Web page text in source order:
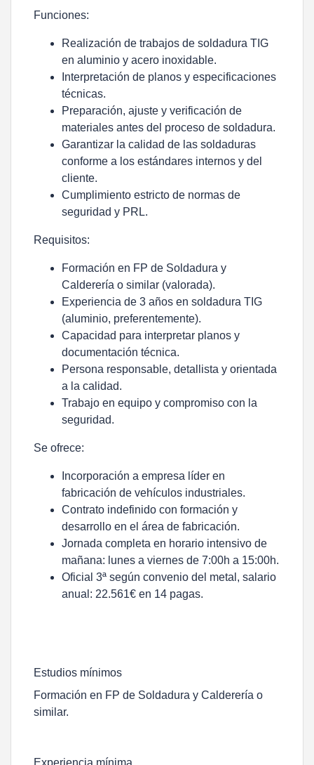
Funciones:
Realización de trabajos de soldadura TIG
en aluminio y acero inoxidable.
Interpretación de planos y especificaciones
técnicas.
Preparación, ajuste y verificación de
materiales antes del proceso de soldadura.
Garantizar la calidad de las soldaduras
conforme a los estándares internos y del
cliente.
Cumplimiento estricto de normas de
seguridad y PRL.
Requisitos:
Formación en FP de Soldadura y
Calderería o similar (valorada).
Experiencia de 3 años en soldadura TIG
(aluminio, preferentemente).
Capacidad para interpretar planos y
documentación técnica.
Persona responsable, detallista y orientada
a la calidad.
Trabajo en equipo y compromiso con la
seguridad.
Se ofrece:
Incorporación a empresa líder en
fabricación de vehículos industriales.
Contrato indefinido con formación y
desarrollo en el área de fabricación.
Jornada completa en horario intensivo de
mañana: lunes a viernes de 7:00h a 15:00h.
Oficial 3ª según convenio del metal, salario
anual: 22.561€ en 14 pagas.
Estudios mínimos
Formación en FP de Soldadura y Calderería o
similar.
Experiencia mínima